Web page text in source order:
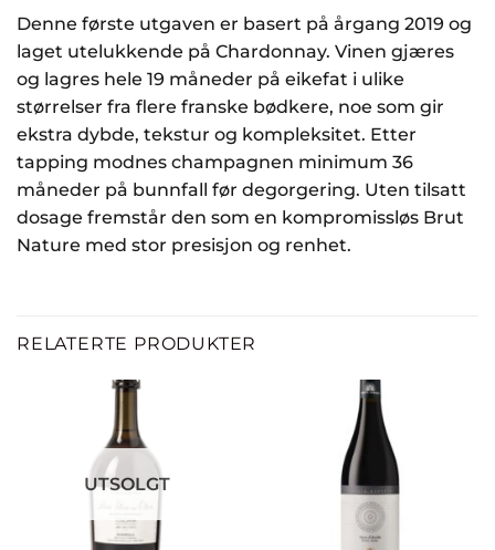
Denne første utgaven er basert på årgang 2019 og
laget utelukkende på Chardonnay. Vinen gjæres
og lagres hele 19 måneder på eikefat i ulike
størrelser fra flere franske bødkere, noe som gir
ekstra dybde, tekstur og kompleksitet. Etter
tapping modnes champagnen minimum 36
måneder på bunnfall før degorgering. Uten tilsatt
dosage fremstår den som en kompromissløs Brut
Nature med stor presisjon og renhet.
RELATERTE PRODUKTER
UTSOLGT